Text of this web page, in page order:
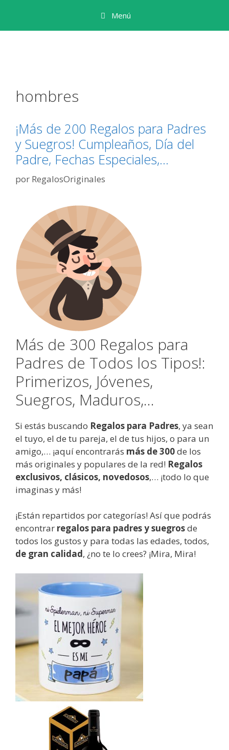
contenido
Menú
hombres
¡Más de 200 Regalos para Padres
y Suegros! Cumpleaños, Día del
Padre, Fechas Especiales,…
por RegalosOriginales
Más de 300 Regalos para
Padres de Todos los Tipos!:
Primerizos, Jóvenes,
Suegros, Maduros,...
Si estás buscando Regalos para Padres, ya sean
el tuyo, el de tu pareja, el de tus hijos, o para un
amigo,… ¡aquí encontrarás más de 300de los
más originales y populares de la red! Regalos
exclusivos, clásicos, novedosos,… ¡todo lo que
imaginas y más!
¡Están repartidos por categorías! Así que podrás
encontrar regalos para padres y suegrosde
todos los gustos y para todas las edades, todos,
de gran calidad, ¿no te lo crees? ¡Mira, Mira!